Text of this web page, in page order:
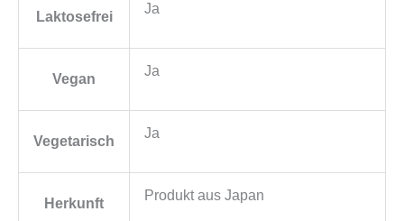
Laktosefrei
Ja
Vegan
Ja
Vegetarisch
Ja
Herkunft
Produkt aus Japan